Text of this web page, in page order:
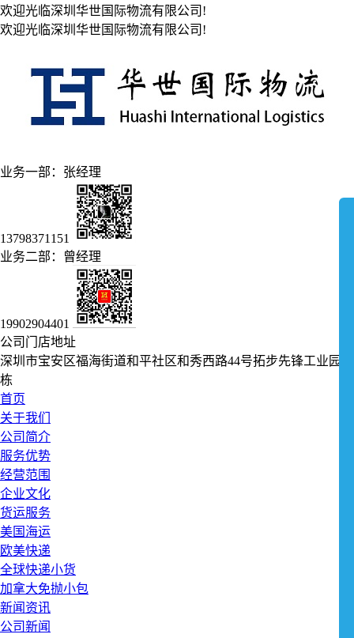
欢迎光临深圳华世国际物流有限公司!
欢迎光临深圳华世国际物流有限公司!
业务一部：张经理
13798371151
业务二部：曾经理
19902904401
公司门店地址
深圳市宝安区福海街道和平社区和秀西路44号拓步先锋工业园1
栋
首页
关于我们
公司简介
服务优势
经营范围
企业文化
货运服务
美国海运
欧美快递
全球快递小货
加拿大免抛小包
新闻资讯
公司新闻